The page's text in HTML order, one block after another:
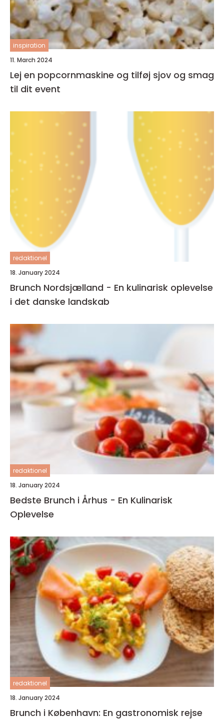
inspiration
11. March 2024
Lej en popcornmaskine og tilføj sjov og smag
til dit event
redaktionel
18. January 2024
Brunch Nordsjælland - En kulinarisk oplevelse
i det danske landskab
redaktionel
18. January 2024
Bedste Brunch i Århus - En Kulinarisk
Oplevelse
redaktionel
18. January 2024
Brunch i København: En gastronomisk rejse